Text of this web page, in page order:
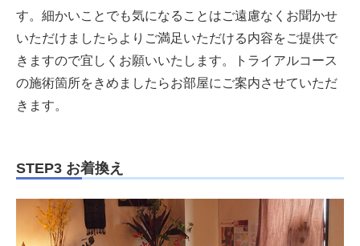
す。細かいことでも気になることはご遠慮なくお聞かせ
いただけましたらよりご満足いただける内容をご提供で
きますので宜しくお願いいたします。トライアルコース
の施術箇所をきめましたらお部屋にご案内させていただ
きます。
STEP3 お着換え